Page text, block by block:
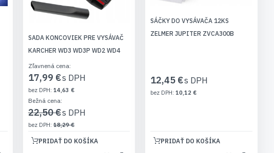
SADA KONCOVIEK PRE VYSÁVAČ
KARCHER WD3 WD3P WD2 WD4
Zľavnená cena
17,99 €
14,63 €
Bežná cena
22,50 €
18,29 €
PRIDAŤ DO KOŠÍKA
SÁČKY DO VYSÁVAČA 12KS
ZELMER JUPITER ZVCA300B
12,45 €
10,12 €
PRIDAŤ DO KOŠÍKA